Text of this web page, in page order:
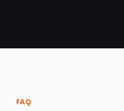
FAQ